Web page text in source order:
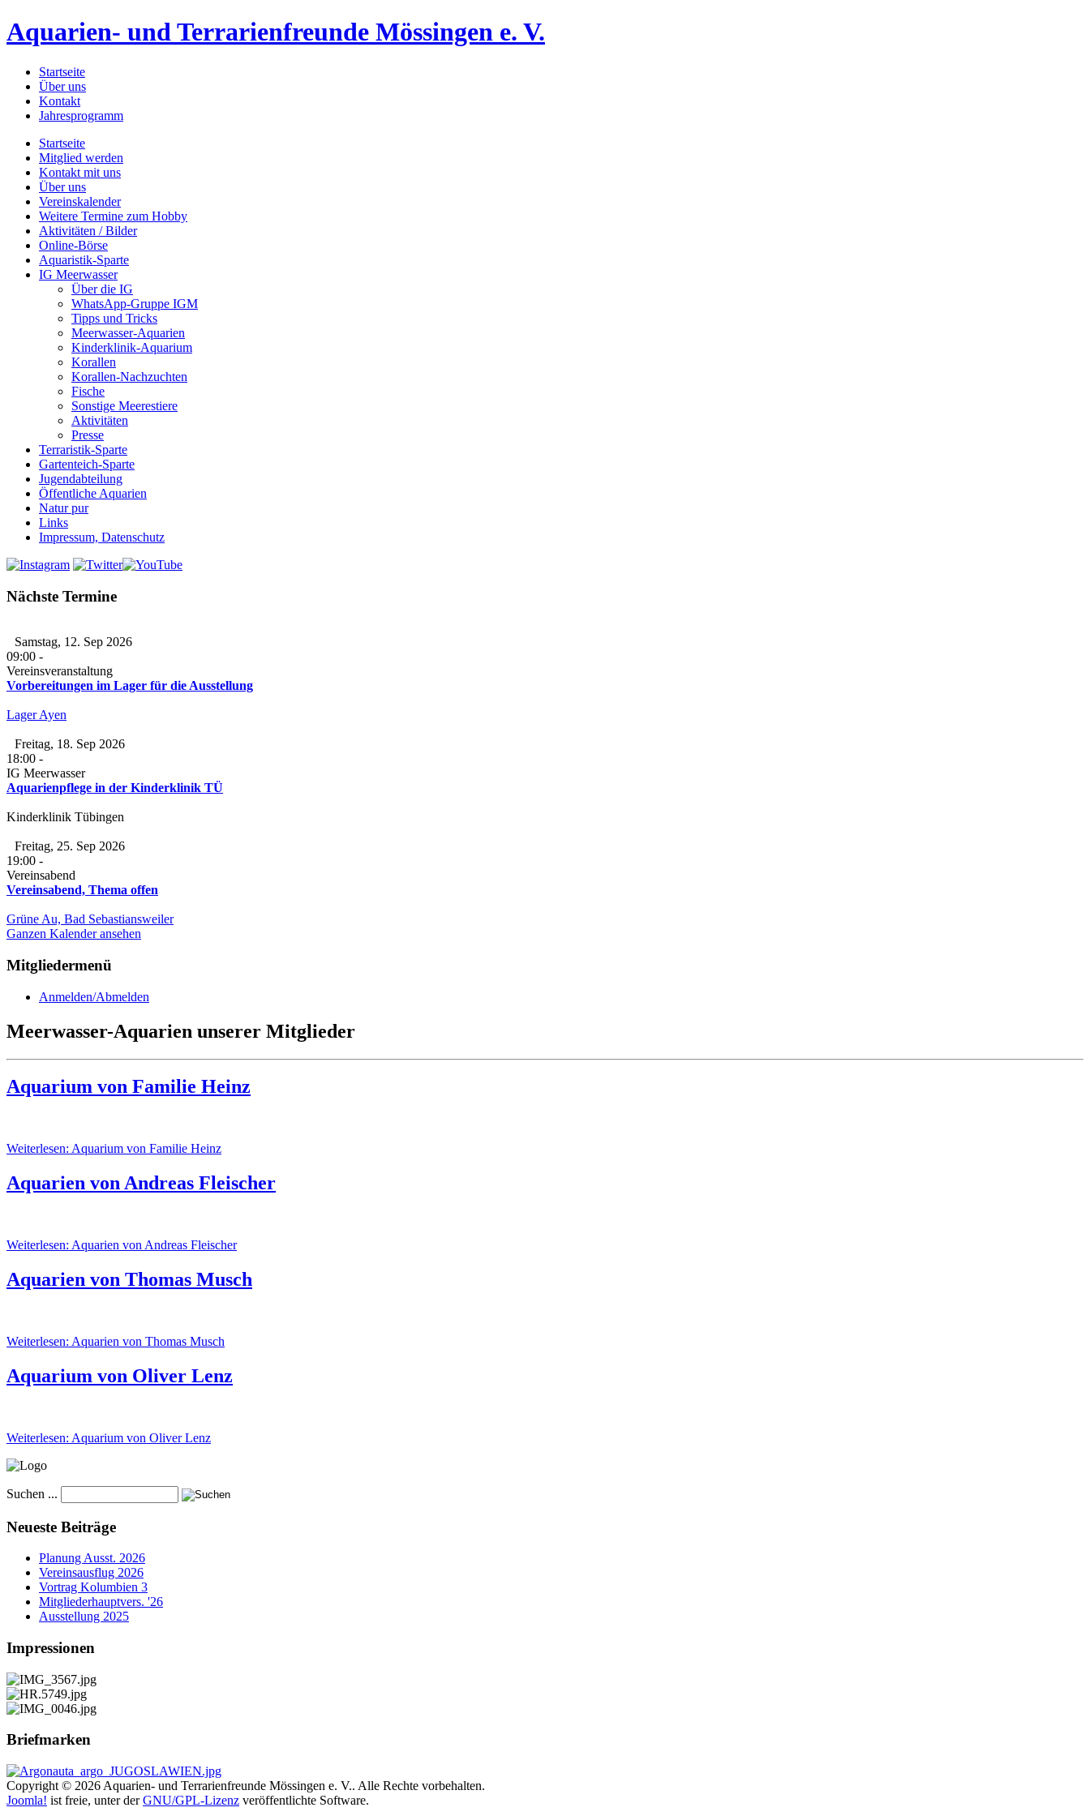
Aquarien- und Terrarienfreunde Mössingen e. V.
Startseite
Über uns
Kontakt
Jahresprogramm
Startseite
Mitglied werden
Kontakt mit uns
Über uns
Vereinskalender
Weitere Termine zum Hobby
Aktivitäten / Bilder
Online-Börse
Aquaristik-Sparte
IG Meerwasser
Über die IG
WhatsApp-Gruppe IGM
Tipps und Tricks
Meerwasser-Aquarien
Kinderklinik-Aquarium
Korallen
Korallen-Nachzuchten
Fische
Sonstige Meerestiere
Aktivitäten
Presse
Terraristik-Sparte
Gartenteich-Sparte
Jugendabteilung
Öffentliche Aquarien
Natur pur
Links
Impressum, Datenschutz
Nächste Termine
Samstag, 12. Sep 2026
09:00 -
Vereinsveranstaltung
Vorbereitungen im Lager für die Ausstellung
Lager Ayen
Freitag, 18. Sep 2026
18:00 -
IG Meerwasser
Aquarienpflege in der Kinderklinik TÜ
Kinderklinik Tübingen
Freitag, 25. Sep 2026
19:00 -
Vereinsabend
Vereinsabend, Thema offen
Grüne Au, Bad Sebastiansweiler
Ganzen Kalender ansehen
Mitgliedermenü
Anmelden/Abmelden
Meerwasser-Aquarien unserer Mitglieder
Aquarium von Familie Heinz
Weiterlesen: Aquarium von Familie Heinz
Aquarien von Andreas Fleischer
Weiterlesen: Aquarien von Andreas Fleischer
Aquarien von Thomas Musch
Weiterlesen: Aquarien von Thomas Musch
Aquarium von Oliver Lenz
Weiterlesen: Aquarium von Oliver Lenz
Suchen ...
Neueste Beiträge
Planung Ausst. 2026
Vereinsausflug 2026
Vortrag Kolumbien 3
Mitgliederhauptvers. '26
Ausstellung 2025
Impressionen
Briefmarken
Copyright © 2026 Aquarien- und Terrarienfreunde Mössingen e. V.. Alle Rechte vorbehalten.
Joomla! ist freie, unter derGNU/GPL-Lizenz veröffentlichte Software.